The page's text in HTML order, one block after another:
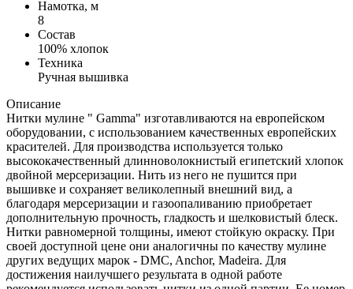
Намотка, м
8
Состав
100% хлопок
Техника
Ручная вышивка
Описание
Нитки мулине " Gamma" изготавливаются на европейском
оборудовании, с использованием качественных европейских
красителей. Для производства используется только
высококачественный длинноволокнистый египетский хлопок
двойной мерсеризации. Нить из него не пушится при
вышивке и сохраняет великолепный внешний вид, а
благодаря мерсеризации и газоопаливанию приобретает
дополнительную прочность, гладкость и шелковистый блеск.
Нитки равномерной толщины, имеют стойкую окраску. При
своей доступной цене они аналогичны по качеству мулине
других ведущих марок - DMC, Anchor, Madeira. Для
достижения наилучшего результата в одной работе